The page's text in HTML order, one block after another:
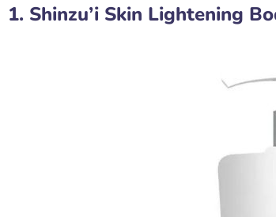
1. Shinzu’i Skin Lightening